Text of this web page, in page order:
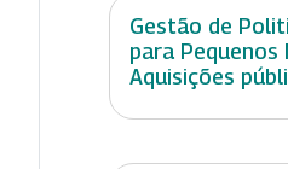
Gestão de
para Pequenos
Aquisições